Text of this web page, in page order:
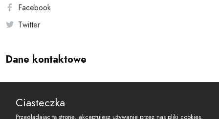
Facebook
Twitter
Dane kontaktowe
reset@resetobywatelski.pl
Ciasteczka
Przeglądając tą stronę, akceptujesz używanie przez nas pliki cookies.